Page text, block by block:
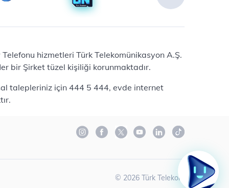
hizmetleri Türk Telekomünikasyon A.Ş.
bir Şirket tüzel kişiliği korunmaktadır.
talepleriniz için 444 5 444, evde internet
© 2026 Türk Telekom